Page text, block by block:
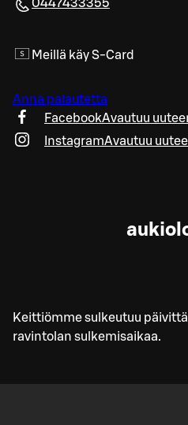
0447433355
Meillä käy S-Card
Anna palautetta
FacebookAvautuu
InstagramAvautuu
Keittiömme sulkeutuu
ravintolan sulkemisaikaa.